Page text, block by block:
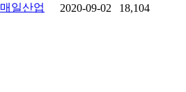
매일산업 2020-09-02 18,104